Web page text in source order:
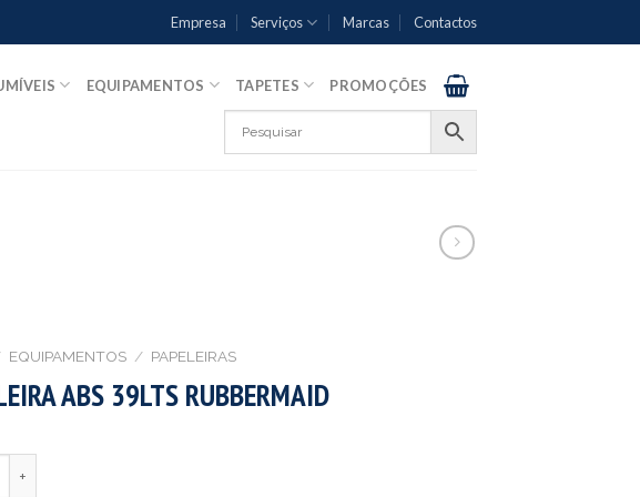
Empresa Serviços Marcas Contactos
EQUIPAMENTOS TAPETES PROMOÇÕES
EQUIPAMENTOS / PAPELEIRAS
ABS 39LTS RUBBERMAID